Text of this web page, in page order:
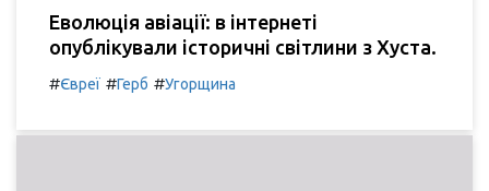
Еволюція авіації: в інтернеті
опублікували історичні світлини з Хуста.
#Євреї #Герб #Угорщина